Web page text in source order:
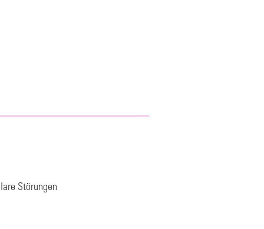
Störungen